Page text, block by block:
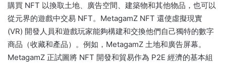
購買 NFT 以換取土地、廣告空間、建築物和其他物品，也可以
從元界的遊戲中交易 NFT。 MetagamZ NFT 還使虛擬現實
(VR) 開發人員和遊戲玩家能夠構建和交換他們自己獨特的數字
商品（收藏和產品）。 例如，MetagamZ 土地和廣告屏幕。
MetagamZ 正試圖將 NFT 開發和貿易作為 P2E 經濟的基本組